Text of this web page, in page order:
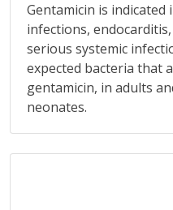
Gentamicin is
infections,
serious systemic
expected bacteria that
gentamicin, in adults
neonates.